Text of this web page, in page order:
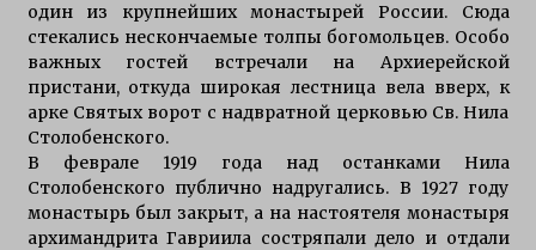
один из крупнейших монастырей России. Сюда
стекались нескончаемые толпы богомольцев. Особо
важных гостей встречали на Архиерейской
пристани, откуда широкая лестница вела вверх, к
арке Святых ворот с надвратной церковью Св. Нила
Столобенского.
В феврале 1919 года над останками Нила
Столобенского публично надругались. В 1927 году
монастырь был закрыт, а на настоятеля монастыря
архимандрита Гавриила состряпали дело и отдали